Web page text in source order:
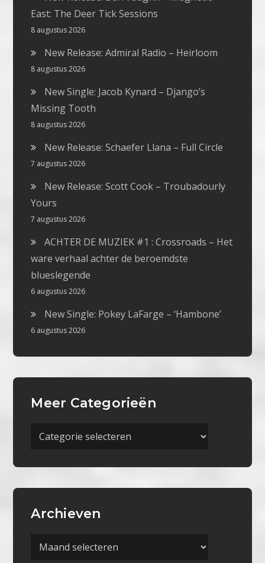
East: The Deer Tick Sessions
8 augustus 2026
New Release: Admiral Radio – Heirloom
8 augustus 2026
New Single: Jacob Kynard – Django’s
Missing Tooth
8 augustus 2026
New Release: Schaefer Llana – Full Circle
7 augustus 2026
New Release: Scott Cook – Troubadourly
Yours
7 augustus 2026
ACHTER DE MUZIEK #1 : Crossroads – Het
ware verhaal achter de beroemdste
blueslegende
6 augustus 2026
New Single: Pokey LaFarge – ‘Hambone’
6 augustus 2026
Meer Categorieën
Meer
Archieven
Archieven